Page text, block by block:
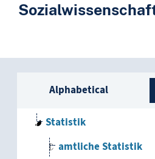
Sidebar
Alphabetical
Statistik
amtliche Statistik